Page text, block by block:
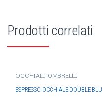
Prodotti correlati
OCCHIALI-OMBRELLI,
ESPRESSO OCCHIALE DOUBLE BLU